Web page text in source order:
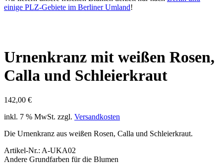
einige PLZ-Gebiete im Berliner Umland!
Urnenkranz mit weißen Rosen,
Calla und Schleierkraut
142,00 €
inkl. 7 % MwSt. zzgl. Versandkosten
Die Urnenkranz aus weißen Rosen, Calla und Schleierkraut.
Artikel-Nr.: A-UKA02
Andere Grundfarben für die Blumen